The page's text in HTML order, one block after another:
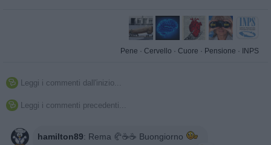
Pene · Cervello · Cuore · Pensione · INPS
 Leggi i commenti dall'inizio...
 Leggi i commenti precedenti...
hamilton89: Rema 🥐☕☕ Buongiorno